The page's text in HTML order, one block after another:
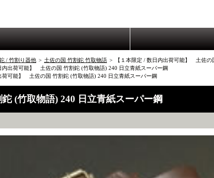
/ 竹割り器他 > 土佐の国 竹割鉈 竹取物語 >
【１本限定 / 数日内出荷可能】 土佐
内出荷可能】 土佐の国 竹割鉈 (竹取物語) 240 日立青紙スーパー鋼
荷可能】 土佐の国 竹割鉈 (竹取物語) 240 日立青紙スーパー鋼
(竹取物語) 240 日立青紙スーパー鋼